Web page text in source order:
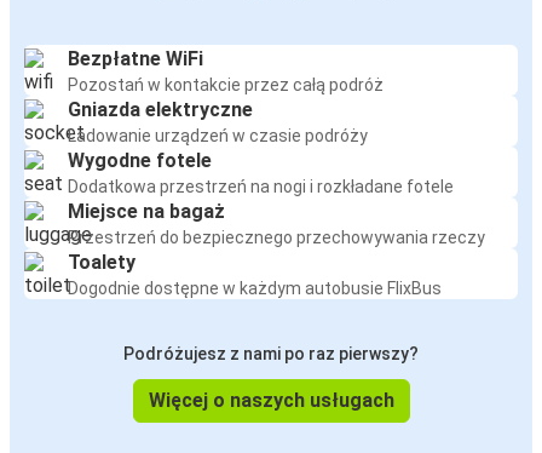
Bezpłatne WiFi
Pozostań w kontakcie przez całą podróż
Gniazda elektryczne
Ładowanie urządzeń w czasie podróży
Wygodne fotele
Dodatkowa przestrzeń na nogi i rozkładane fotele
Miejsce na bagaż
Przestrzeń do bezpiecznego przechowywania rzeczy
Toalety
Dogodnie dostępne w każdym autobusie FlixBus
Podróżujesz z nami po raz pierwszy?
Więcej o naszych usługach